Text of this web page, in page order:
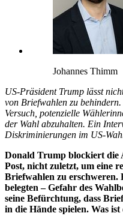
Johannes Thimm
US-Präsident Trump lässt
von Briefwahlen zu
Versuch, potenzielle
der Wahl abzuhalten. Ein
Diskriminierungen im US-
Donald Trump blockiert die
Post, nicht zuletzt, um eine
Briefwahlen zu
belegten – Gefahr des
seine Befürchtung, dass
in die Hände spielen. Was